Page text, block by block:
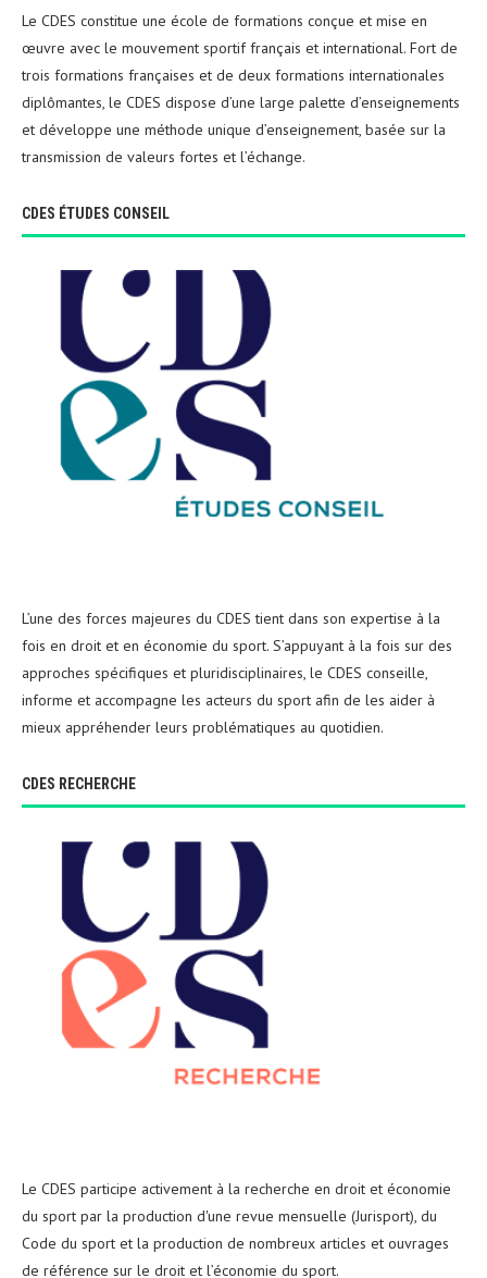
Le CDES constitue une école de formations conçue et mise en
œuvre avec le mouvement sportif français et international. Fort de
trois formations françaises et de deux formations internationales
diplômantes, le CDES dispose d’une large palette d’enseignements
et développe une méthode unique d’enseignement, basée sur la
transmission de valeurs fortes et l’échange.
CDES ÉTUDES CONSEIL
L’une des forces majeures du CDES tient dans son expertise à la
fois en droit et en économie du sport. S’appuyant à la fois sur des
approches spécifiques et pluridisciplinaires, le CDES conseille,
informe et accompagne les acteurs du sport afin de les aider à
mieux appréhender leurs problématiques au quotidien.
CDES RECHERCHE
Le CDES participe activement à la recherche en droit et économie
du sport par la production d'une revue mensuelle (Jurisport), du
Code du sport et la production de nombreux articles et ouvrages
de référence sur le droit et l’économie du sport.